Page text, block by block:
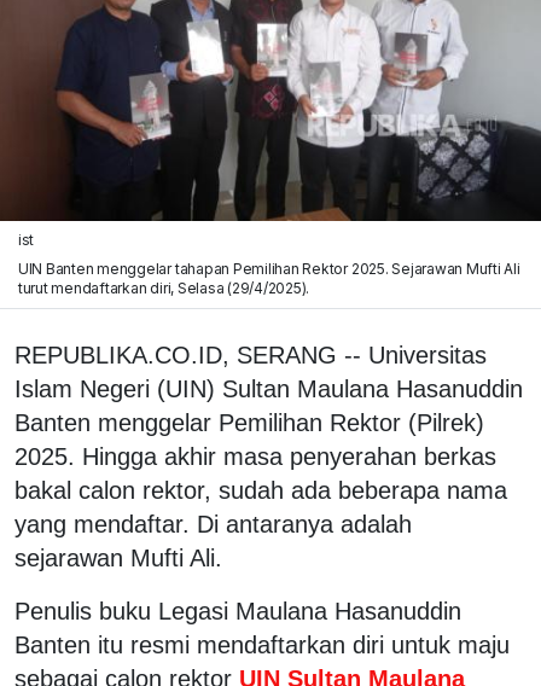
ist
UIN Banten menggelar tahapan Pemilihan Rektor 2025. Sejarawan Mufti Ali
turut mendaftarkan diri, Selasa (29/4/2025).
REPUBLIKA.CO.ID, SERANG -- Universitas
Islam Negeri (UIN) Sultan Maulana Hasanuddin
Banten menggelar Pemilihan Rektor (Pilrek)
2025. Hingga akhir masa penyerahan berkas
bakal calon rektor, sudah ada beberapa nama
yang mendaftar. Di antaranya adalah
sejarawan Mufti Ali.
Penulis buku Legasi Maulana Hasanuddin
Banten itu resmi mendaftarkan diri untuk maju
sebagai calon rektor UIN Sultan Maulana